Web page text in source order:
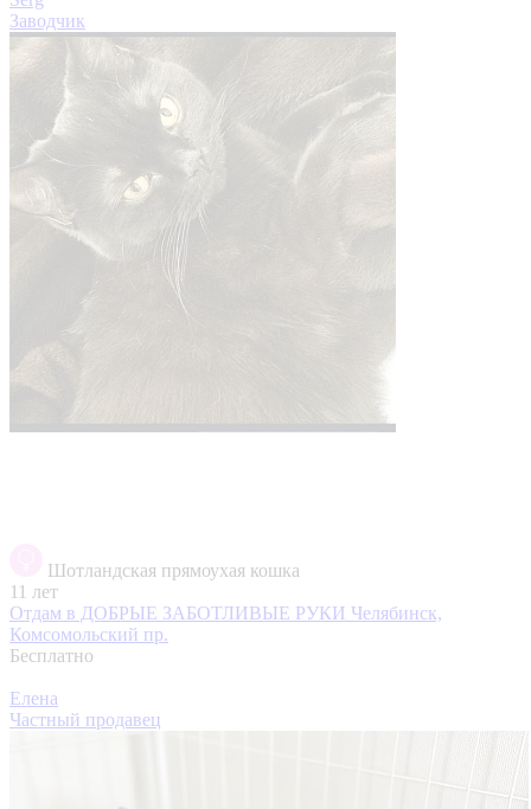
Заводчик
Шотландская прямоухая кошка
11 лет
Отдам в ДОБРЫЕ ЗАБОТЛИВЫЕ РУКИ Челябинск,
Комсомольский пр.
Бесплатно
Елена
Частный продавец